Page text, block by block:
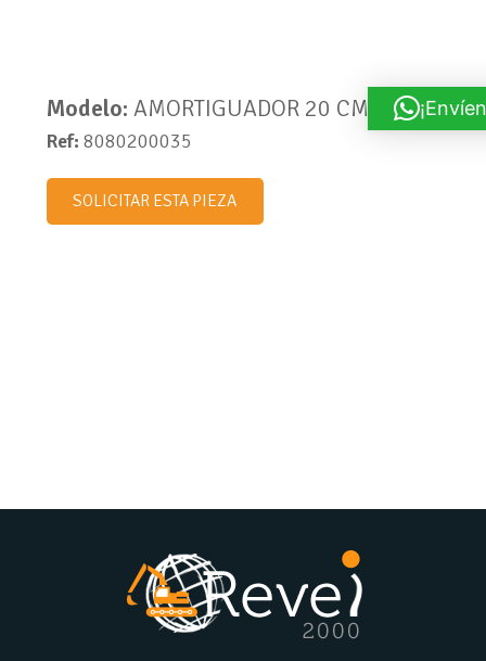
Modelo: AMORTIGUADOR 20 CM
Ref: 8080200035
SOLICITAR ESTA PIEZA